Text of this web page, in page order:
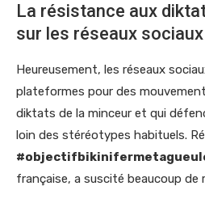
La résistance aux
sur les réseaux sociaux
Heureusement, les réseaux
plateformes pour des
diktats de la minceur et qui
loin des stéréotypes habituels.
française, a suscité beaucoup de